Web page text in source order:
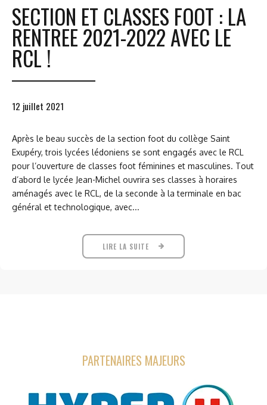
SECTION ET CLASSES FOOT : LA
RENTREE 2021-2022 AVEC LE
RCL !
12 juillet 2021
Après le beau succès de la section foot du collège Saint
Exupéry, trois lycées lédoniens se sont engagés avec le RCL
pour l’ouverture de classes foot féminines et masculines. Tout
d’abord le lycée Jean-Michel ouvrira ses classes à horaires
aménagés avec le RCL, de la seconde à la terminale en bac
général et technologique, avec...
LIRE LA SUITE
PARTENAIRES MAJEURS